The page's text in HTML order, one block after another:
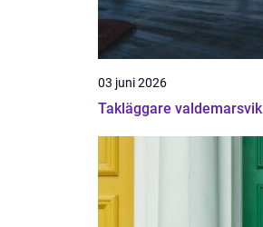
03 juni 2026
Takläggare valdemarsvik